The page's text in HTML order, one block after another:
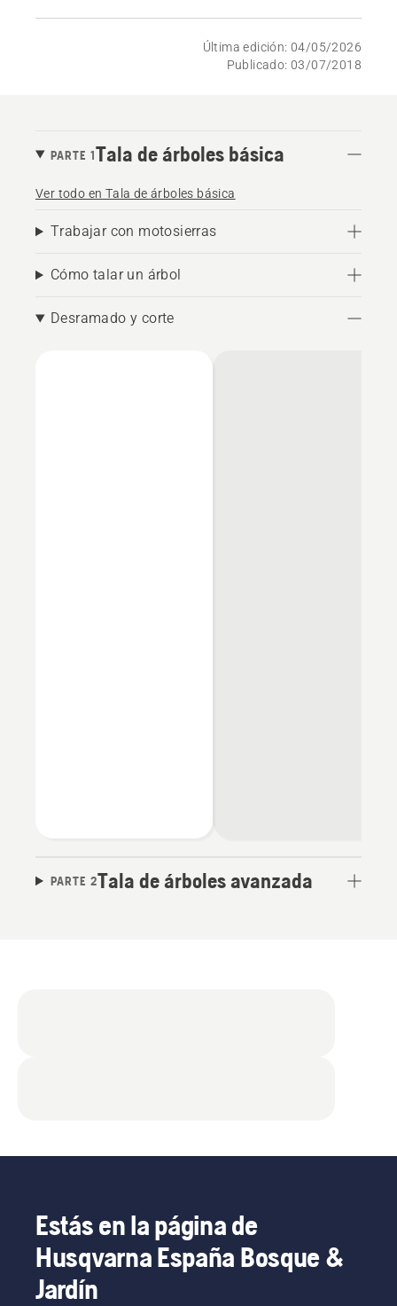
Última edición: 04/05/2026
Publicado: 03/07/2018
PARTE 1Tala de árboles básica
Ver todo en Tala de árboles básica
Trabajar con motosierras
Cómo talar un árbol
Desramado y corte
PARTE 2Tala de árboles avanzada
Estás en la página de
Husqvarna España Bosque &
Jardín